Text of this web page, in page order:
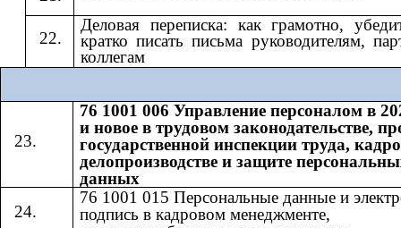
Деловая переписка: как грамотно,
кратко писать письма руководителям,
коллегам
76 1001 006 Управление персоналом в
и новое в трудовом законодательстве,
государственной инспекции труда,
делопроизводстве и защите
данных
76 1001 015 Персональные данные и
подпись в кадровом менеджменте,